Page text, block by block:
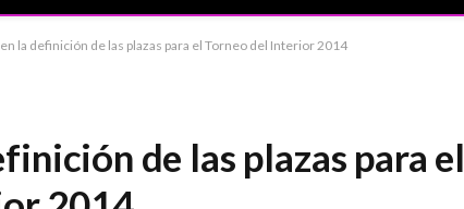
la definición de las plazas para el Torneo del Interior 2014
de las plazas para el